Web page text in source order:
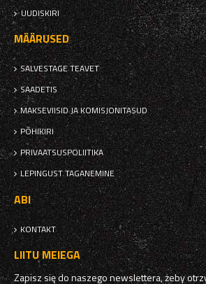
UUDISKIRI
MÄÄRUSED
SALVESTAGE TEAVET
SAADETIS
MAKSEVIISID JA KOMISJONITASUD
PÕHIKIRI
PRIVAATSUSPOLIITIKA
LEPINGUST TAGANEMINE
ABI
KONTAKT
LIITU MEIEGA
Zapisz się do naszego newslettera, żeby